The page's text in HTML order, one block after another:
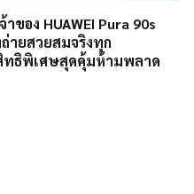
ของ HUAWEI Pura 90s
ายสวยสมจริงทุก
ทธิพิเศษสุดคุ้มห้ามพลาด